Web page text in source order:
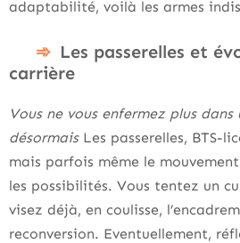
adaptabilité, voilà les armes
Les passerelles et
carrière
Vous ne vous enfermez plus
désormaisLes passerelles, BTS-
mais parfois même le
les possibilités. Vous tentez un
visez déjà, en coulisse,
reconversion. Eventuellement,